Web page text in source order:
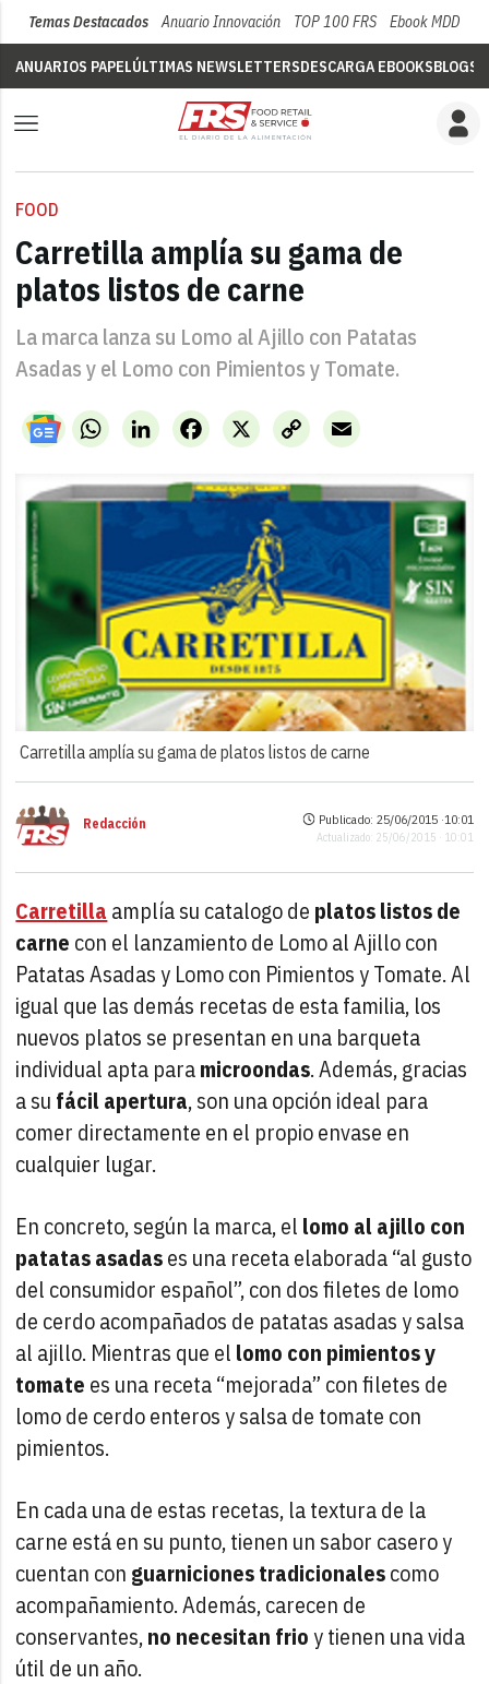
Temas Destacados Anuario Innovación TOP 100 FRS Ebook MDD
ANUARIOS PAPELÚLTIMAS NEWSLETTERSDESCARGA EBOOKSBLOGS
FOOD
Carretilla amplía su gama de
platos listos de carne
La marca lanza su Lomo al Ajillo con Patatas
Asadas y el Lomo con Pimientos y Tomate.
WhatsAppLinkedIn X
Facebook
Copy
Link
Email
Carretilla amplía su gama de platos listos de carne
Redacción Publicado: 25/06/2015 ·10:01
Actualizado: 25/06/2015 · 10:01
Carretilla amplía su catalogo de platos listos de
carne con el lanzamiento de Lomo al Ajillo con
Patatas Asadas y Lomo con Pimientos y Tomate. Al
igual que las demás recetas de esta familia, los
nuevos platos se presentan en una barqueta
individual apta paramicroondas. Además, gracias
a su fácil apertura, son una opción ideal para
comer directamente en el propio envase en
cualquier lugar.
En concreto, según la marca, el lomo al ajillo con
patatas asadases una receta elaborada “al gusto
del consumidor español”, con dos filetes de lomo
de cerdo acompañados de patatas asadas y salsa
al ajillo. Mientras que el lomo con pimientos y
tomate es una receta “mejorada” con filetes de
lomo de cerdo enteros y salsa de tomate con
pimientos.
En cada una de estas recetas, la textura de la
carne está en su punto, tienen un sabor casero y
cuentan con guarniciones tradicionalescomo
acompañamiento. Además, carecen de
conservantes,no necesitan frioy tienen una vida
útil de un año.